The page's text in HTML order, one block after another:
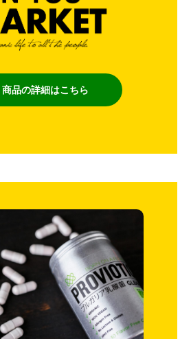
品の詳細はこちら